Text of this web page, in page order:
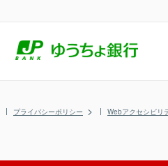
プライバシーポリシー Webアクセシビリ